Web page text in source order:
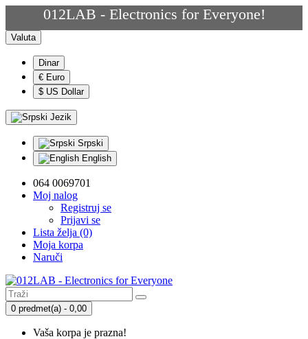
012LAB - Electronics for Everyone!
Valuta
Dinar
€ Euro
$ US Dollar
Jezik
Srpski
English
064 0069701
Moj nalog
Registruj se
Prijavi se
Lista želja (0)
Moja korpa
Naruči
0 predmet(a) - 0,00
Vaša korpa je prazna!